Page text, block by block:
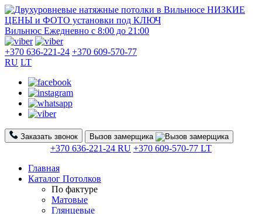
Вильнюс Ежедневно с 8:00 до 21:00
+370 636-221-24 +370 609-570-77
RU LT
Заказать звонок Вызов замерщика
+370 636-221-24 RU +370 609-570-77 LT
Главная
Каталог Потолков
По фактуре
Матовые
Глянцевые